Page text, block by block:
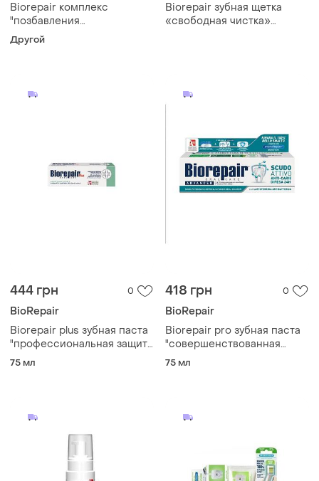
Biorepair комплекс
"позбавления
чувствительности" зубная
щетка в подарок
Другой
Biorepair зубная щетка
«свободная чистка»
444 грн 0
BioRepair
Biorepair plus зубная паста
"профессиональная защита
и восстановление" 75 ml
75 мл
418 грн 0
BioRepair
Biorepair pro зубная паста
"совершенствованная
защита" 75 ml
75 мл